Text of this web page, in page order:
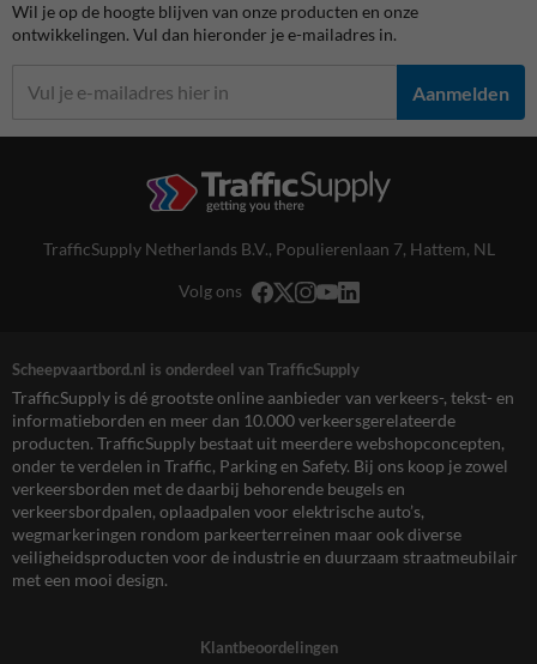
Wil je op de hoogte blijven van onze producten en onze
ontwikkelingen. Vul dan hieronder je e-mailadres in.
Aanmelden
TrafficSupply Netherlands B.V., Populierenlaan 7, Hattem, NL
Volg ons
Scheepvaartbord.nl is onderdeel van TrafficSupply
TrafficSupply is dé grootste online aanbieder van verkeers-, tekst- en
informatieborden en meer dan 10.000 verkeersgerelateerde
producten. TrafficSupply bestaat uit meerdere webshopconcepten,
onder te verdelen in Traffic, Parking en Safety. Bij ons koop je zowel
verkeersborden met de daarbij behorende beugels en
verkeersbordpalen, oplaadpalen voor elektrische auto’s,
wegmarkeringen rondom parkeerterreinen maar ook diverse
veiligheidsproducten voor de industrie en duurzaam straatmeubilair
met een mooi design.
Klantbeoordelingen